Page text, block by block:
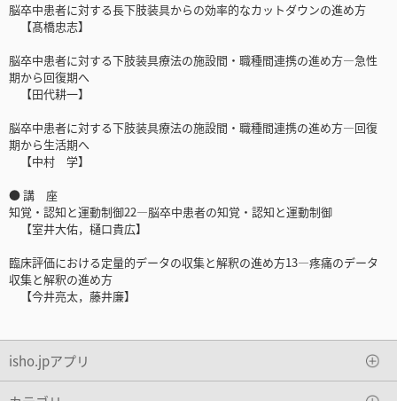
脳卒中患者に対する長下肢装具からの効率的なカットダウンの進め方
【髙橋忠志】
脳卒中患者に対する下肢装具療法の施設間・職種間連携の進め方―急性
期から回復期へ
【田代耕一】
脳卒中患者に対する下肢装具療法の施設間・職種間連携の進め方―回復
期から生活期へ
【中村 学】
● 講 座
知覚・認知と運動制御22―脳卒中患者の知覚・認知と運動制御
【室井大佑，樋口貴広】
臨床評価における定量的データの収集と解釈の進め方13―疼痛のデータ
収集と解釈の進め方
【今井亮太，藤井廉】
isho.jpアプリ